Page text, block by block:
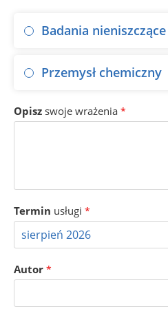
Badania nieniszczące
Przemysł chemiczny
Opisz swoje wrażenia *
Termin usługi *
Autor *